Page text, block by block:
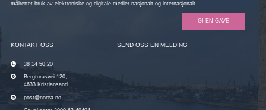
målrettet bruk av elektroniske og digitale medier nasjonalt og internasjonalt.
GI EN GAVE
KONTAKT OSS
38 14 50 20
Bergtorasvei 120,
4633 Kristiansand
post@norea.no
SEND OSS EN MELDING